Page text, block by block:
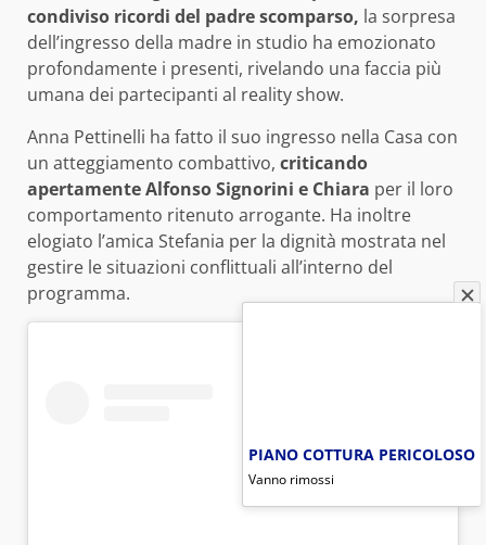
condiviso ricordi del padre scomparso, la sorpresa
dell’ingresso della madre in studio ha emozionato
profondamente i presenti, rivelando una faccia più
umana dei partecipanti al reality show.
Anna Pettinelli ha fatto il suo ingresso nella Casa con
un atteggiamento combattivo, criticando
apertamente Alfonso Signorini e Chiara per il loro
comportamento ritenuto arrogante. Ha inoltre
elogiato l’amica Stefania per la dignità mostrata nel
gestire le situazioni conflittuali all’interno del
programma.
PIANO COTTURA PERICOLOSO
Vanno rimossi